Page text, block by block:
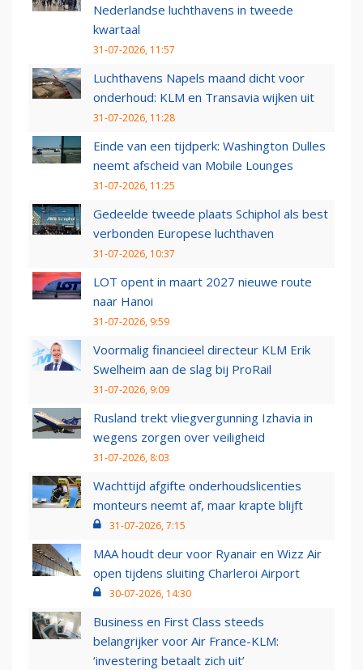
Nederlandse luchthavens in tweede
kwartaal
31-07-2026, 11:57
Luchthavens Napels maand dicht voor
onderhoud: KLM en Transavia wijken uit
31-07-2026, 11:28
Einde van een tijdperk: Washington Dulles
neemt afscheid van Mobile Lounges
31-07-2026, 11:25
Gedeelde tweede plaats Schiphol als best
verbonden Europese luchthaven
31-07-2026, 10:37
LOT opent in maart 2027 nieuwe route
naar Hanoi
31-07-2026, 9:59
Voormalig financieel directeur KLM Erik
Swelheim aan de slag bij ProRail
31-07-2026, 9:09
Rusland trekt vliegvergunning Izhavia in
wegens zorgen over veiligheid
31-07-2026, 8:03
Wachttijd afgifte onderhoudslicenties
monteurs neemt af, maar krapte blijft
31-07-2026, 7:15
MAA houdt deur voor Ryanair en Wizz Air
open tijdens sluiting Charleroi Airport
30-07-2026, 14:30
Business en First Class steeds
belangrijker voor Air France-KLM:
‘investering betaalt zich uit’